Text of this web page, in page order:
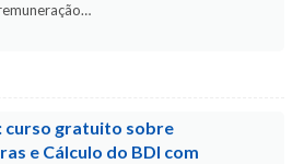
curso gratuito sobre
e Cálculo do BDI com